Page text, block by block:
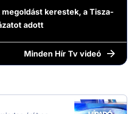
megoldást kerestek, a Tisza-
adott
Minden Hír Tv videó